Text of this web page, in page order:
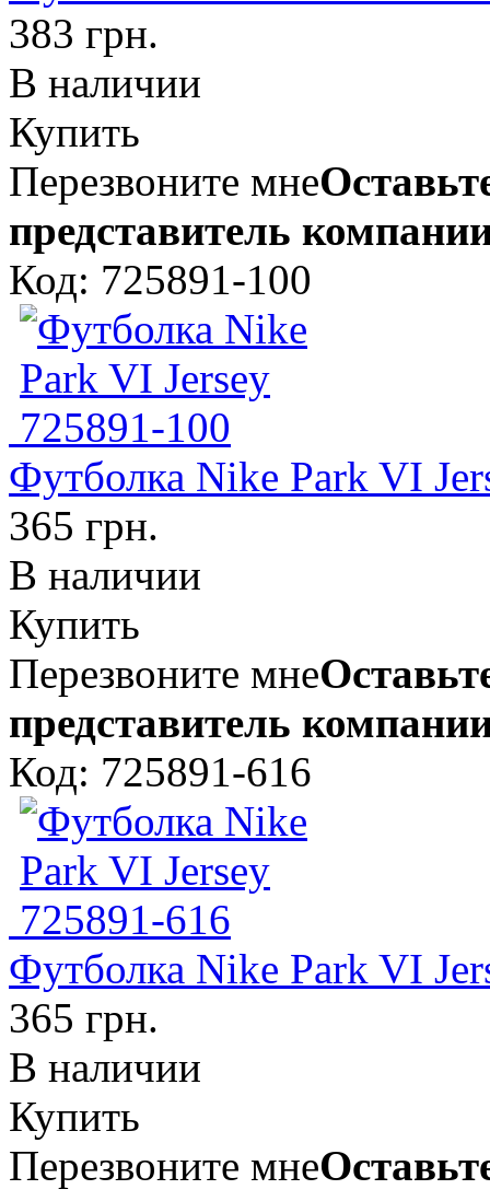
383 грн.
В наличии
Купить
Перезвоните мне
представитель
Код: 725891-100
Футболка Nike Park VI
365 грн.
В наличии
Купить
Перезвоните мне
представитель
Код: 725891-616
Футболка Nike Park VI
365 грн.
В наличии
Купить
Перезвоните мне